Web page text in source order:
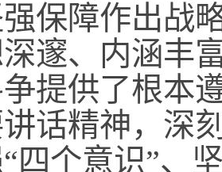
保障作出战
邃、内涵丰
提供了根本
话精神，深
“四个意识”、